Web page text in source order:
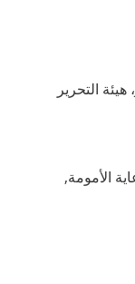
1177.se، هيئة التحرير
الأمومة,